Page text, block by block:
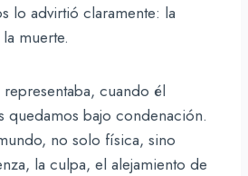
lo advirtió claramente: la
muerte.
cuando él
quedamos bajo condenación.
no solo física, sino
la culpa, el alejamiento de